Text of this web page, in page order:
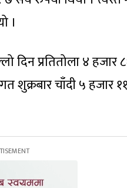
।
प्रतितोला ४ हजार
चाँदी ५ हजार